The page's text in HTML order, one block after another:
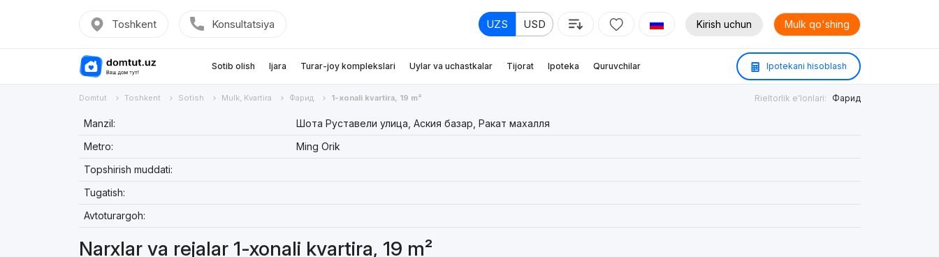
Toshkent Konsultatsiya UZS USD Kirish uchun Mulk qo'shing
Sotib olish Ijara Turar-joy komplekslari Uylar va uchastkalar Tijorat Ipoteka Quruvchilar Ipotekani hisoblash
Domtut Toshkent Sotish Mulk, Kvartira Фарид 1-xonali kvartira, 19 m² Rieltorlik e'lonlari: Фарид
Manzil:
Шота Руставели улица, Аския базар, Ракат махалля
Metro:
Ming Orik
Topshirish muddati:
Tugatish:
Avtoturargoh:
Narxlar va rejalar 1-xonali kvartira, 19 m²